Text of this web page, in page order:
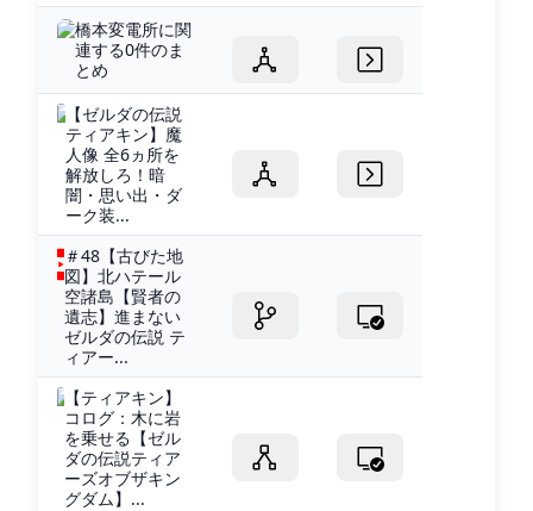
橋本変電所に関
連する0件のま
とめ
【ゼルダの伝説
ティアキン】魔
人像 全6ヵ所を
解放しろ！暗
闇・思い出・ダ
ーク装...
＃48【古びた地
図】北ハテール
空諸島【賢者の
遺志】進まない
ゼルダの伝説 テ
ィアー...
【ティアキン】
コログ：木に岩
を乗せる【ゼル
ダの伝説ティア
ーズオブザキン
グダム】...